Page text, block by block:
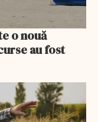
o nouă
au fost